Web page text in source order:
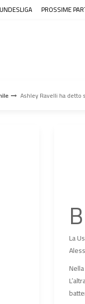
PROSSIME
Ashley Ravelli ha detto
B
La